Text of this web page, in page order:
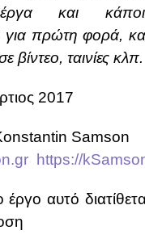
έργα και
για πρώτη φορά,
βίντεο, ταινίες κλπ.
2017
Samson
https://
έργο αυτό